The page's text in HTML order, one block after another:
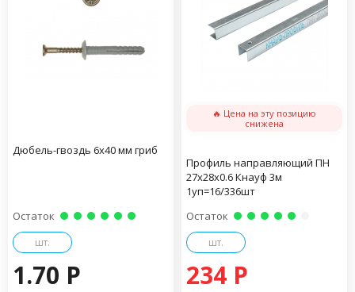
Дюбель-гвоздь 6х40 мм гриб
Остаток
шт.
1.70 P
🔥 Цена на эту позицию
снижена
Профиль направляющий ПН
27х28х0.6 Кнауф 3м
1уп=16/336шт
Остаток
шт.
234 P